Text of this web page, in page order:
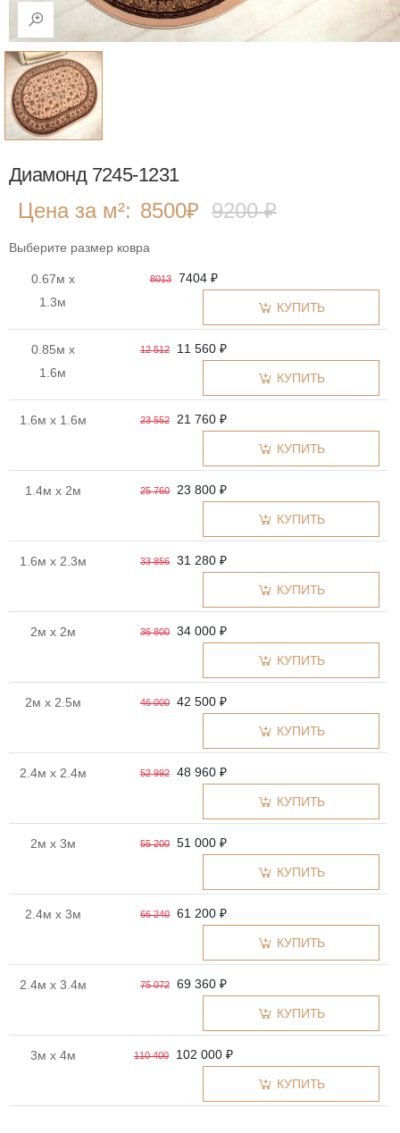
Диамонд 7245-1231
Цена за м²: 8500₽ 9200 ₽
Выберите размер ковра
0.67м x
1.3м
80137404 ₽
КУПИТЬ
0.85м x
1.6м
12 512 11 560 ₽
КУПИТЬ
1.6м x 1.6м 23 552 21 760 ₽
КУПИТЬ
1.4м x 2м 25 760 23 800 ₽
КУПИТЬ
1.6м x 2.3м 33 856 31 280 ₽
КУПИТЬ
2м x 2м 36 800 34 000 ₽
КУПИТЬ
2м x 2.5м 46 000 42 500 ₽
КУПИТЬ
2.4м x 2.4м 52 992 48 960 ₽
КУПИТЬ
2м x 3м 55 200 51 000 ₽
КУПИТЬ
2.4м x 3м 66 240 61 200 ₽
КУПИТЬ
2.4м x 3.4м 75 072 69 360 ₽
КУПИТЬ
3м x 4м 110 400 102 000 ₽
КУПИТЬ